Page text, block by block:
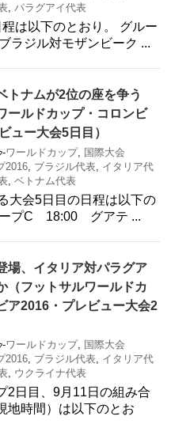
パラグアイ代表
は以下のとおり。 グルー
ジル対モザンビーク ...
トナムが2位の座を争う
ールドカップ・コロンビ
ュー大会5日目）
-ワールドカップ, 国際大会
2016
ブラジル代表 イタリア代
ベトナム代表
大会5日目の日程は以下の
ープC 18:00 グアテ ...
場、イタリア対パラグア
（フットサルワールドカ
ア2016・プレビュー大会2
-ワールドカップ, 国際大会
2016
ブラジル代表 イタリア代
ウクライナ代表
2日目、9月11日の組み合
地時間）は以下のとお